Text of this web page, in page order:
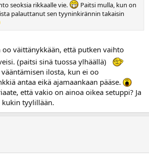
seoksia rikkaalle vie.
Paitsi mulla, kun on
palauttanut sen tyyninkirännin takaisin
oo väittänykkään, että putken vaihto
(paitsi sinä tuossa ylhäällä)
ilosta, kun ei oo
antaa eikä ajamaankaan pääse.
että vakio on ainoa oikea setuppi? Ja
tyylillään.